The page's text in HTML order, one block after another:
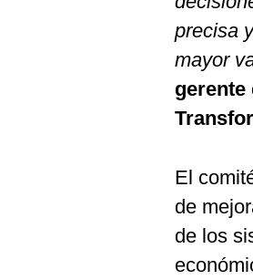
precisa
mayor
gerente
El
de
de los